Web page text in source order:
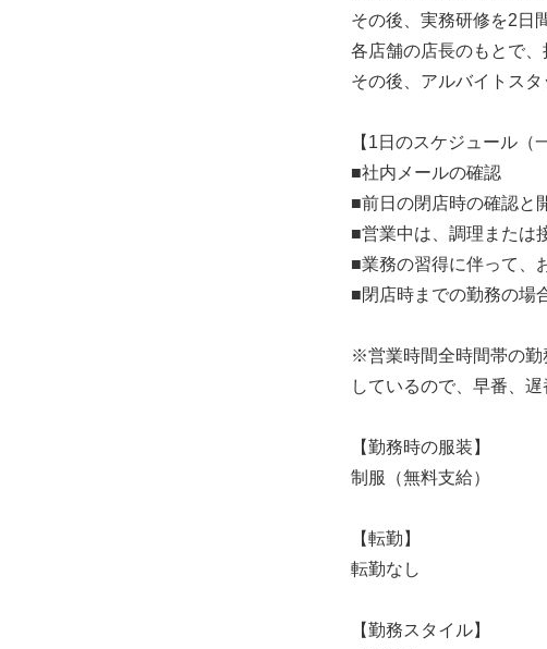
その後、実務研修を2日
各店舗の店長のもとで
その後、アルバイトス
【1日のスケジュール（
■社内メールの確認
■前日の閉店時の確認と
■営業中は、調理または
■業務の習得に伴って、
■閉店時までの勤務の場
※営業時間全時間帯の勤
しているので、早番、
【勤務時の服装】
制服（無料支給）
【転勤】
転勤なし
【勤務スタイル】